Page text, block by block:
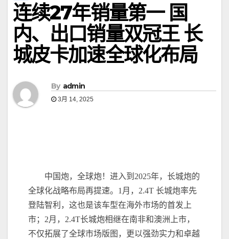
连续27年销量第一 国
内、出口销量双冠王 长
城皮卡加速全球化布局
By admin
3月 14, 2025
中国炮，全球炮！进入到2025年，长城炮的
全球化战略布局再提速。1月，2.4T 长城炮率先
登陆智利，这也是该车型在海外市场的首发上
市；2月，2.4T长城炮相继在南非和澳洲上市，
不仅拓展了全球市场版图，更以强劲实力和卓越